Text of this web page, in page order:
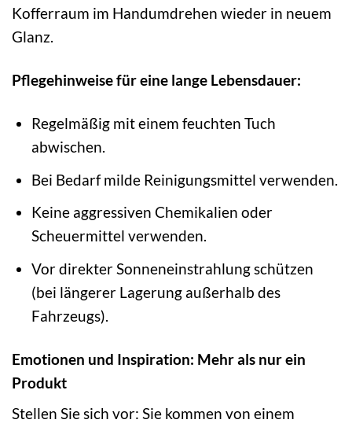
Kofferraum im Handumdrehen wieder in neuem
Glanz.
Pflegehinweise für eine lange Lebensdauer:
Regelmäßig mit einem feuchten Tuch
abwischen.
Bei Bedarf milde Reinigungsmittel verwenden.
Keine aggressiven Chemikalien oder
Scheuermittel verwenden.
Vor direkter Sonneneinstrahlung schützen
(bei längerer Lagerung außerhalb des
Fahrzeugs).
Emotionen und Inspiration: Mehr als nur ein
Produkt
Stellen Sie sich vor: Sie kommen von einem